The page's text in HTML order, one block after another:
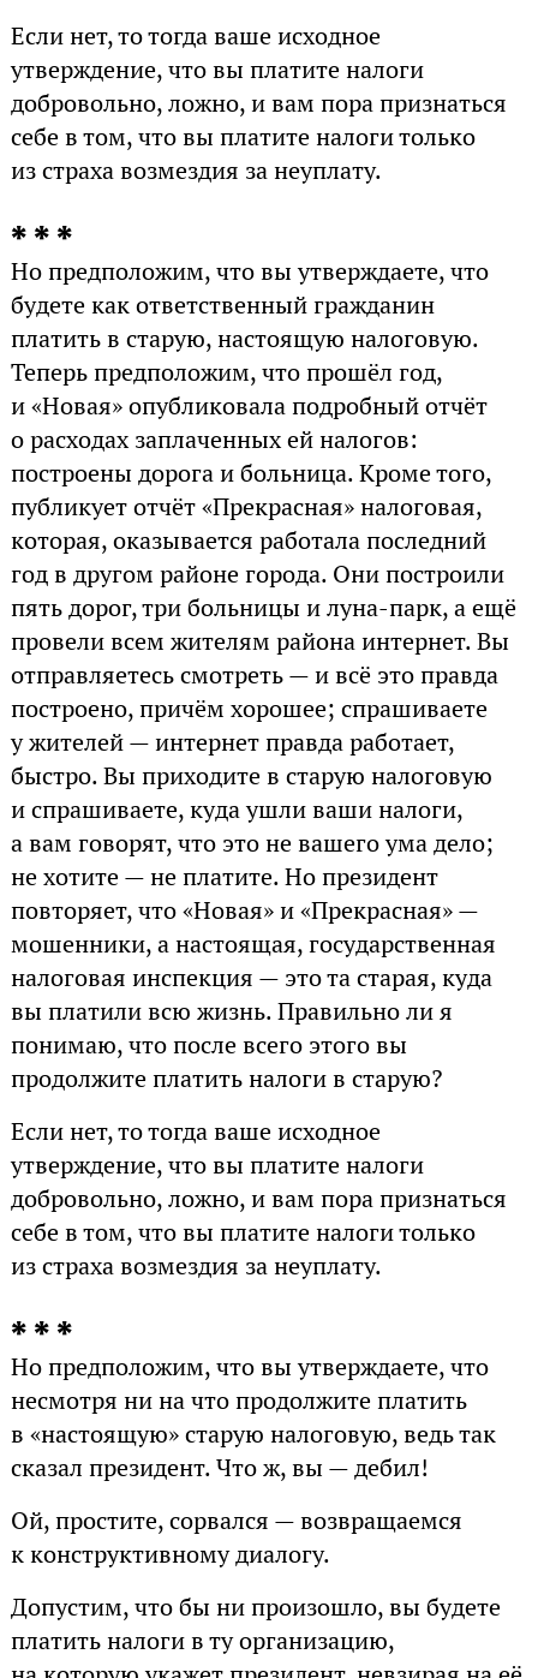
Если нет, то тогда ваше исходное
утверждение, что вы платите налоги
добровольно, ложно, и вам пора признаться
себе в том, что вы платите налоги только
из страха возмездия за неуплату.
* * *
Но предположим, что вы утверждаете, что
будете как ответственный гражданин
платить в старую, настоящую налоговую.
Теперь предположим, что прошёл год,
и «Новая» опубликовала подробный отчёт
о расходах заплаченных ей налогов:
построены дорога и больница. Кроме того,
публикует отчёт «Прекрасная» налоговая,
которая, оказывается работала последний
год в другом районе города. Они построили
пять дорог, три больницы и луна-парк, а ещё
провели всем жителям района интернет. Вы
отправляетесь смотреть — и всё это правда
построено, причём хорошее; спрашиваете
у жителей — интернет правда работает,
быстро. Вы приходите в старую налоговую
и спрашиваете, куда ушли ваши налоги,
а вам говорят, что это не вашего ума дело;
не хотите — не платите. Но президент
повторяет, что «Новая» и «Прекрасная» —
мошенники, а настоящая, государственная
налоговая инспекция — это та старая, куда
вы платили всю жизнь. Правильно ли я
понимаю, что после всего этого вы
продолжите платить налоги в старую?
Если нет, то тогда ваше исходное
утверждение, что вы платите налоги
добровольно, ложно, и вам пора признаться
себе в том, что вы платите налоги только
из страха возмездия за неуплату.
* * *
Но предположим, что вы утверждаете, что
несмотря ни на что продолжите платить
в «настоящую» старую налоговую, ведь так
сказал президент. Что ж, вы — дебил!
Ой, простите, сорвался — возвращаемся
к конструктивному диалогу.
Допустим, что бы ни произошло, вы будете
платить налоги в ту организацию,